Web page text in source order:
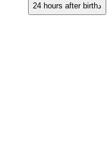
24 hours after birth